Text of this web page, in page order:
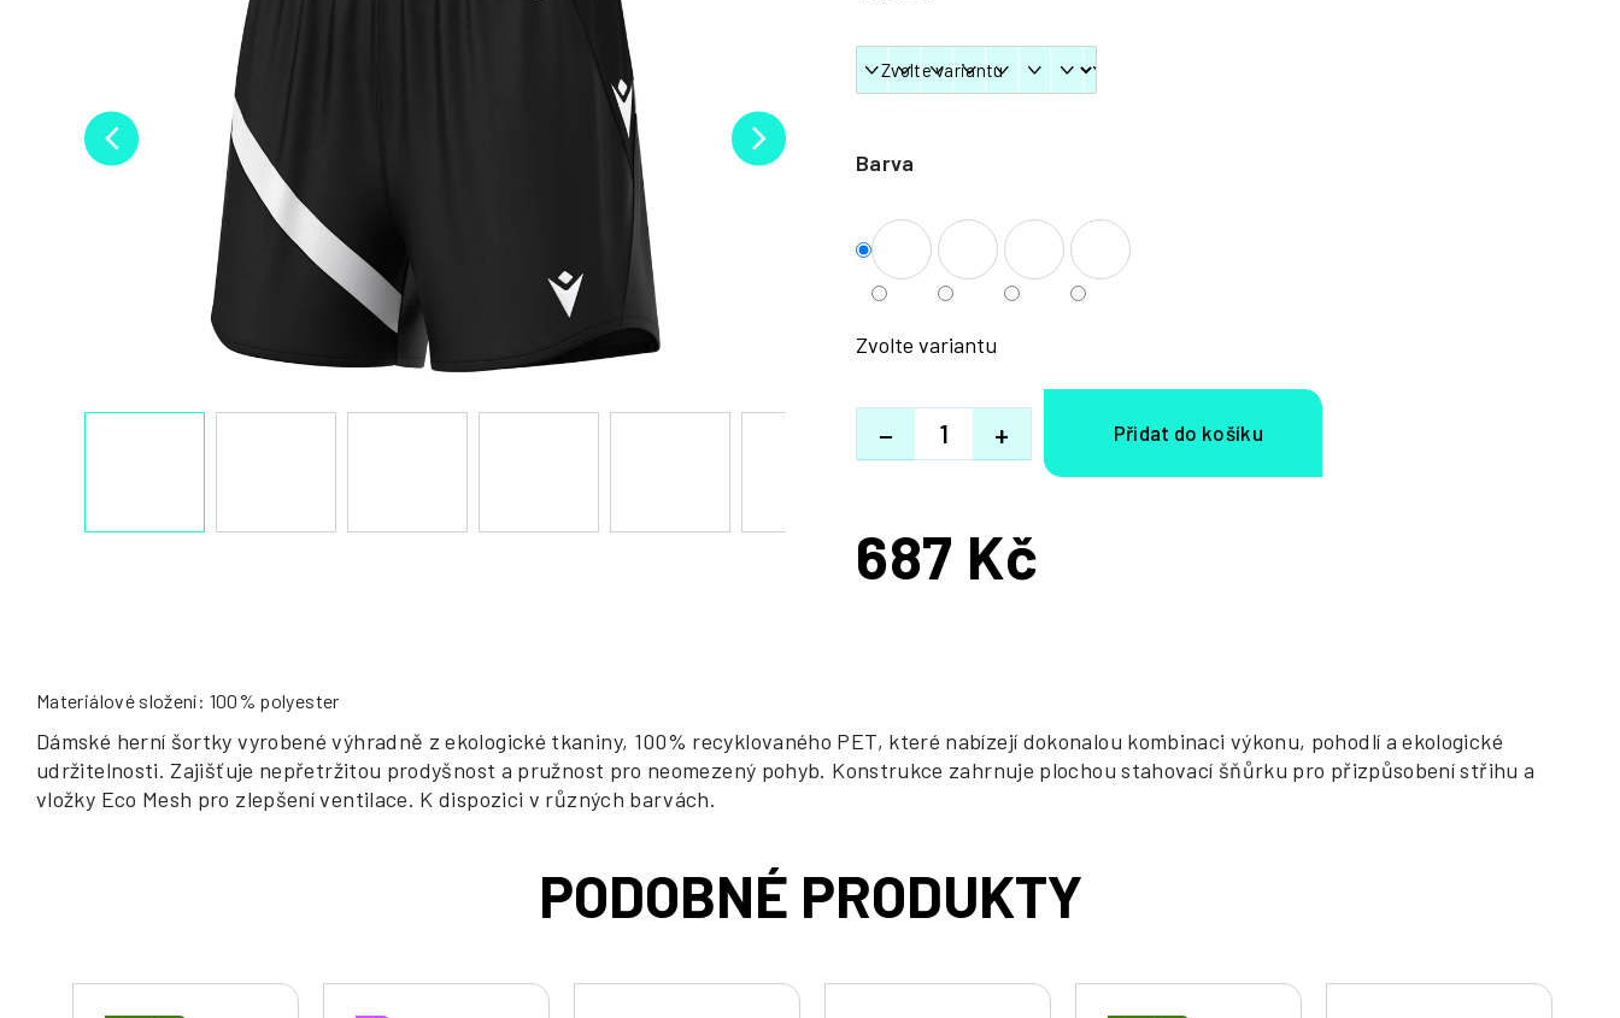
Barva
Zvolte variantu
+
−
687 Kč
Měrná
Materiálové složení: 100% polyester
Dámské herní šortky vyrobené výhradně z ekologické tkaniny, 100% recyklovaného PET, které nabízejí dokonalou kombinaci výkonu, pohodlí a ekologické
udržitelnosti. Zajišťuje nepřetržitou prodyšnost a pružnost pro neomezený pohyb. Konstrukce zahrnuje plochou stahovací šňůrku pro přizpůsobení střihu a
vložky Eco Mesh pro zlepšení ventilace. K dispozici v různých barvách.